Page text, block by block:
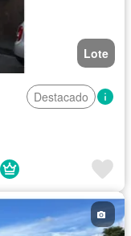
Lote
Destacado